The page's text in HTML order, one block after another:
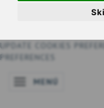
UPDATE COOKIES
PREFERENCES
NAVEGACIÓN DE
MENÚ